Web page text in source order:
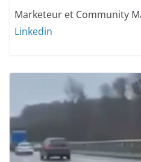
Marketeur et Community
Linkedin